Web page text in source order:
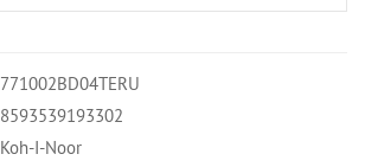
771002BD04TERU
8593539193302
Koh-I-Noor